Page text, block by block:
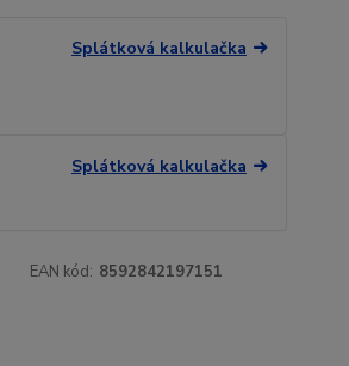
Splátková kalkulačka
Splátková kalkulačka
EAN kód: 8592842197151